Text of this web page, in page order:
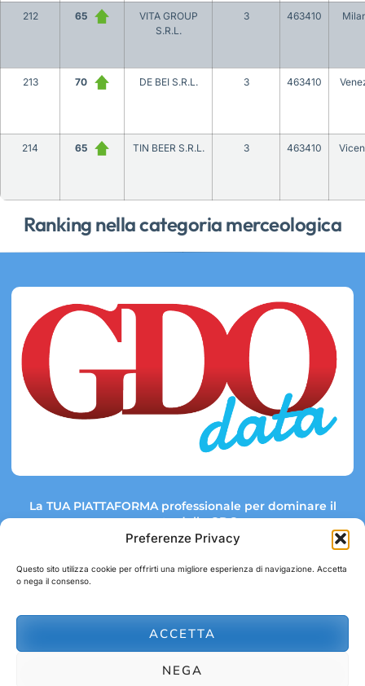
Preferenze Privacy
Questo sito utilizza cookie per offrirti una migliore esperienza di navigazione. Accetta
o nega il consenso.
ACCETTA
NEGA
Ranking nella categoria merceologica
212 65
VITA GROUP
S.R.L.
3 463410
213 70 DE BEI S.R.L. 3 463410
214 65 TIN BEER S.R.L. 3 463410
La TUA PIATTAFORMA professionale per dominare il
mercato della GDO.
Link rapidi:
abbonamenti@gdodata.it